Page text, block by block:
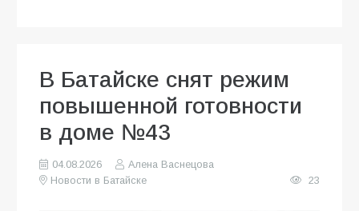
В Батайске снят режим
повышенной готовности
в доме №43
04.08.2026
Алена Васнецова
Новости в Батайске
23